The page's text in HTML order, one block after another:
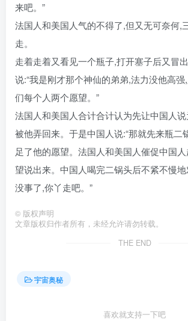
来吧。”
法国人和美国人气的不得了,但又无可奈何,
走。
走着走着又看见一个瓶子,打开塞子后又冒
说:“我是刚才那个神仙的弟弟,法力没他高
们每个人两个愿望。”
法国人和美国人合计合计认为先让中国人
被他弄回来。于是中国人说:“那就先来瓶二
足了他的愿望。法国人和美国人催促中国
望说出来。中国人喝完二锅头后不紧不慢地
没事了,你丫走吧。”
© 版权声明
文章版权归作者所有，未经允许请勿转载。
THE END
宇宙奥秘
喜欢就支持一下吧